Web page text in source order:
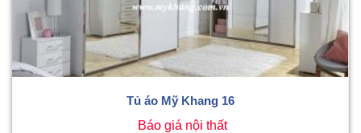
Tủ áo Mỹ Khang 16
Báo giá nội thất